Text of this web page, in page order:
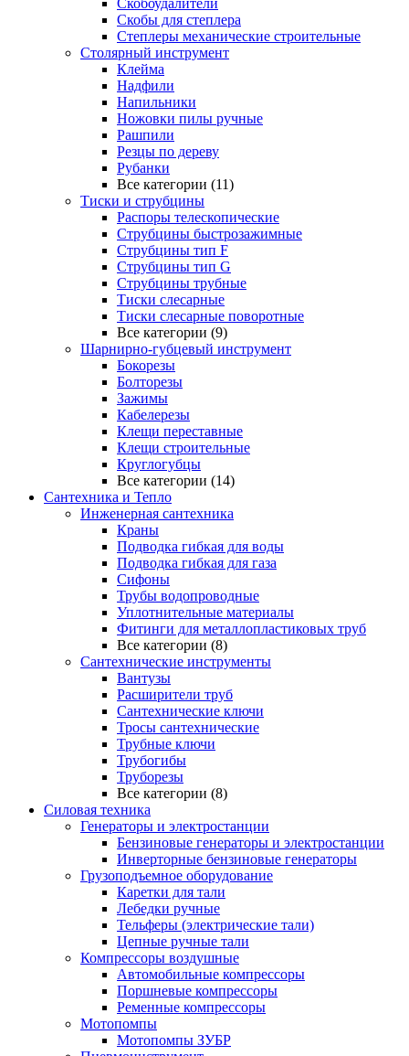
Скобоудалители
Скобы для степлера
Степлеры механические строительные
Столярный инструмент
Клейма
Надфили
Напильники
Ножовки пилы ручные
Рашпили
Резцы по дереву
Рубанки
Все категории (11)
Тиски и струбцины
Распоры телескопические
Струбцины быстрозажимные
Струбцины тип F
Струбцины тип G
Струбцины трубные
Тиски слесарные
Тиски слесарные поворотные
Все категории (9)
Шарнирно-губцевый инструмент
Бокорезы
Болторезы
Зажимы
Кабелерезы
Клещи переставные
Клещи строительные
Круглогубцы
Все категории (14)
Сантехника и Тепло
Инженерная сантехника
Краны
Подводка гибкая для воды
Подводка гибкая для газа
Сифоны
Трубы водопроводные
Уплотнительные материалы
Фитинги для металлопластиковых труб
Все категории (8)
Сантехнические инструменты
Вантузы
Расширители труб
Сантехнические ключи
Тросы сантехнические
Трубные ключи
Трубогибы
Труборезы
Все категории (8)
Силовая техника
Генераторы и электростанции
Бензиновые генераторы и электростанции
Инверторные бензиновые генераторы
Грузоподъемное оборудование
Каретки для тали
Лебедки ручные
Тельферы (электрические тали)
Цепные ручные тали
Компрессоры воздушные
Автомобильные компрессоры
Поршневые компрессоры
Ременные компрессоры
Мотопомпы
Мотопомпы ЗУБР